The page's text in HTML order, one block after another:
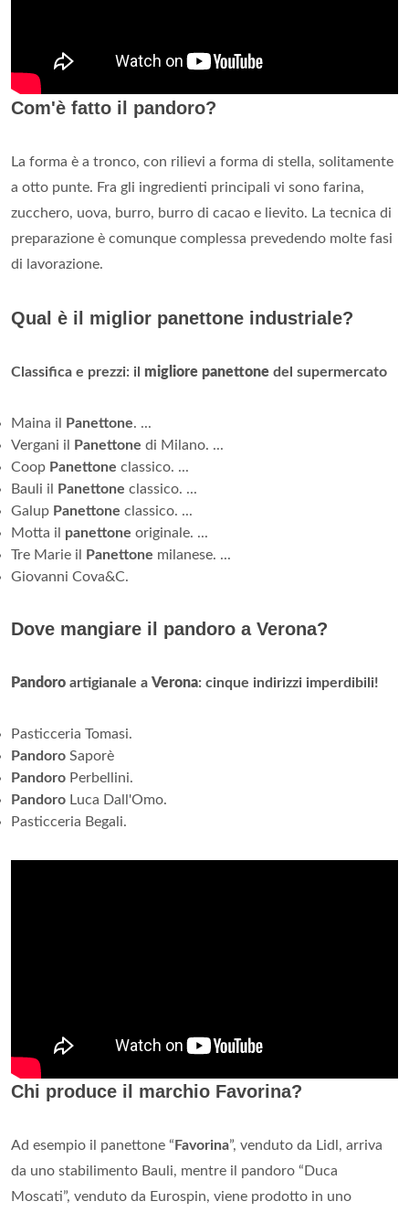
Com'è fatto il pandoro?
La forma è a tronco, con rilievi a forma di stella, solitamente
a otto punte. Fra gli ingredienti principali vi sono farina,
zucchero, uova, burro, burro di cacao e lievito. La tecnica di
preparazione è comunque complessa prevedendo molte fasi
di lavorazione.
Qual è il miglior panettone industriale?
Classifica e prezzi: il migliore panettone del supermercato
Maina il Panettone. ...
Vergani il
Panettone di Milano. ...
Coop Panettone classico. ...
Bauli il
Panettone classico. ...
Galup Panettone classico. ...
Motta il panettone originale. ...
Tre Marie il
Panettone milanese. ...
Giovanni Cova&C.
Dove mangiare il pandoro a Verona?
Pandoro artigianale a Verona: cinque indirizzi imperdibili!
Pasticceria Tomasi.
Pandoro Saporè
Pandoro Perbellini.
Pandoro Luca Dall'Omo.
Pasticceria Begali.
Chi produce il marchio Favorina?
Ad esempio il panettone “ Favorina”, venduto da Lidl, arriva
da uno stabilimento Bauli, mentre il pandoro “Duca
Moscati”, venduto da Eurospin, viene prodotto in uno